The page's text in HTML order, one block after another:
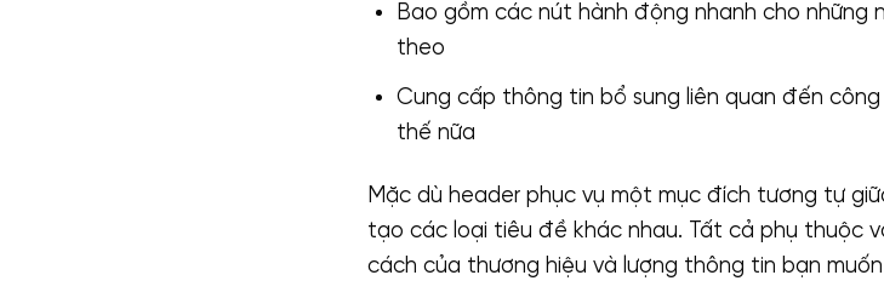
Bao gồm các nút hành động nhanh cho những
theo
Cung cấp thông tin bổ sung liên quan đến
thế nữa
Mặc dù header phục vụ một mục đích tương tự
tạo các loại tiêu đề khác nhau. Tất cả phụ thuộc
cách của thương hiệu và lượng thông tin bạn